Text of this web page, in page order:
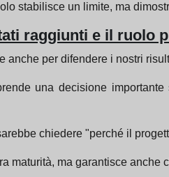
stabilisce un limite, ma
raggiunti e il ruolo
anche per difendere i nostri
una decisione
chiedere "perché il
maturità, ma garantisce